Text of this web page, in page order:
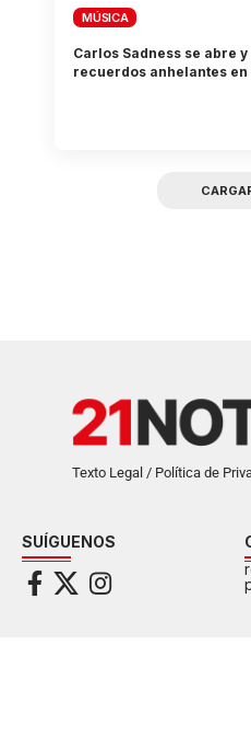
MÚSICA
Carlos Sadness se abre
recuerdos anhelantes en
Texto Legal / Política de
SUÍGUENOS